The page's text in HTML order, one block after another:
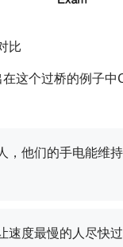
比
这个过桥的例子
他们的手电能维
度最慢的人尽快